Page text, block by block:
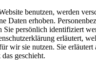
benutzen, werden
Daten erhoben.
Sie persönlich identifiziert
erläutert,
wir sie nutzen. Sie erläutert
geschieht.